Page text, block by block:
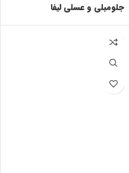
جلومبلی و عسلی لیفا